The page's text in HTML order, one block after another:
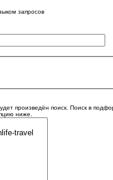
запросов
произведён поиск. Поиск в
ниже.